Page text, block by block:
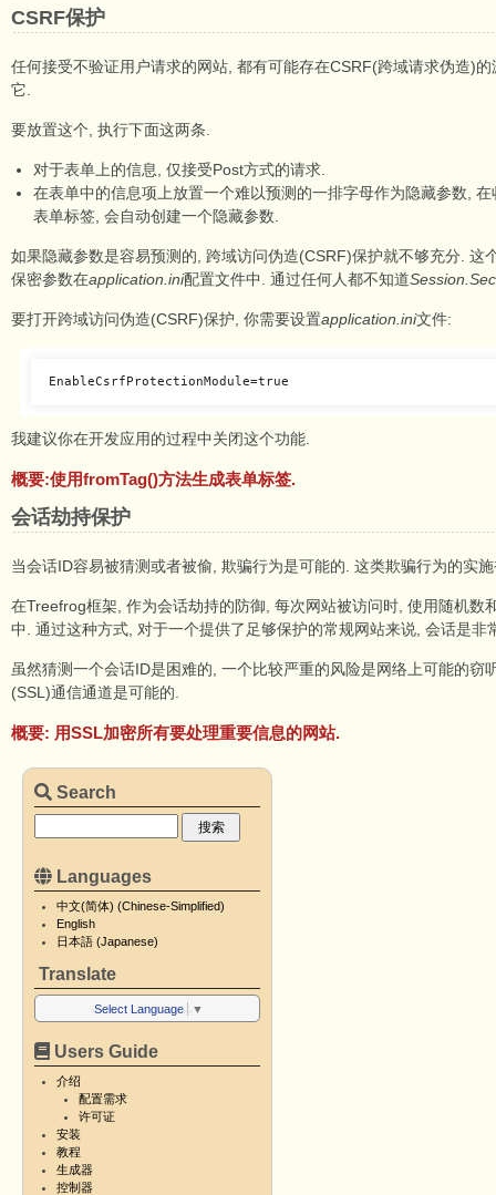
CSRF保护
任何接受不验证用户请求的网站, 都有可能存在CSRF(跨域请求伪造)
它.
要放置这个, 执行下面这两条.
对于表单上的信息, 仅接受Post方式的请求.
在表单中的信息项上放置一个难以预测的一排字母作为隐藏参数,
表单标签, 会自动创建一个隐藏参数.
如果隐藏参数是容易预测的, 跨域访问伪造(CSRF)保护就不够充分.
保密参数在application.ini配置文件中. 通过任何人都不知道
要打开跨域访问伪造(CSRF)保护, 你需要设置application.ini文件:
我建议你在开发应用的过程中关闭这个功能.
概要:使用fromTag()方法生成表单标签.
会话劫持保护
当会话ID容易被猜测或者被偷, 欺骗行为是可能的. 这类欺骗行为的实
在Treefrog框架, 作为会话劫持的防御, 每次网站被访问时, 使用随机
中. 通过这种方式, 对于一个提供了足够保护的常规网站来说, 会话是非
虽然猜测一个会话ID是困难的, 一个比较严重的风险是网络上可能的
(SSL)通信通道是可能的.
概要: 用SSL加密所有要处理重要信息的网站.
Search
Languages
中文(简体) (Chinese-Simplified)
English
日本語 (Japanese)
Translate
Select Language ▼
Users Guide
介绍
配置需求
许可证
安装
教程
生成器
控制器